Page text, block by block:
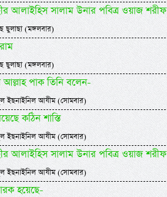
আলাইহিস সালাম উনার পবিত্র ওয়াজ শরীফ
(মঙ্গলবার)
(মঙ্গলবার)
আল্লাহ পাক তিনি বলেন-
আযীম (সোমবার)
কঠিন শাস্তি
আযীম (সোমবার)
আলাইহিস সালাম উনার পবিত্র ওয়াজ শরীফ
আযীম (সোমবার)
হয়েছে-